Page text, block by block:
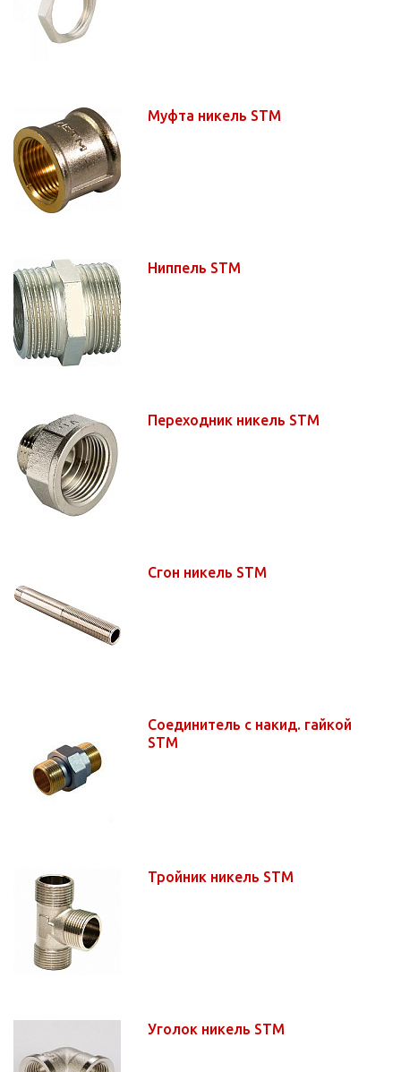
Муфта никель STM
Ниппель STM
Переходник никель STM
Сгон никель STM
Соединитель с накид. гайкой
STM
Тройник никель STM
Уголок никель STM